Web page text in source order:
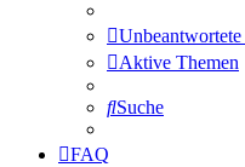
Aktive Themen
Suche
FAQ